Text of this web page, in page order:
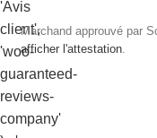
Marchand approuvé par
afficher l'attestation